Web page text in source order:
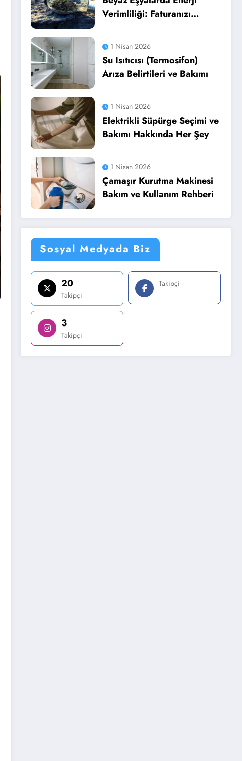
Verimliliği: Faturanızı
1 Nisan 2026
Su Isıtıcısı (Termosifon)
Arıza Belirtileri ve Bakımı
1 Nisan 2026
Elektrikli Süpürge Seçimi ve
Bakımı Hakkında Her Şey
1 Nisan 2026
Çamaşır Kurutma Makinesi
Bakım ve Kullanım Rehberi
Sosyal Medyada Biz
20
Takipçi
Takipçi
3
Takipçi